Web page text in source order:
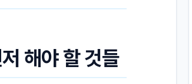
해야 할 것들